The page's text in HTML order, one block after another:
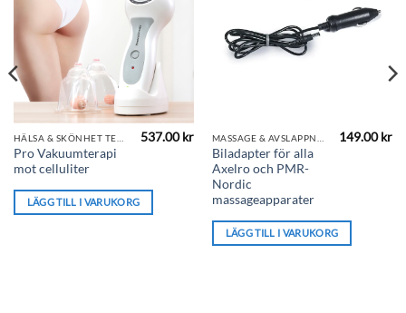
Pro Vakuumterapi
mot celluliter
537.00kr
LÄGG TILL I VARUKORG
Biladapter för alla
Axelro och PMR-
Nordic
massageapparater
149.00kr
LÄGG TILL I VARUKORG